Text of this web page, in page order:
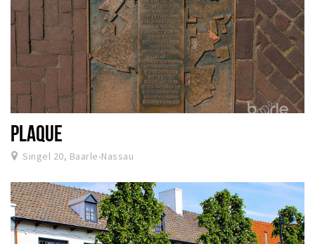
PLAQUE
Singel 20, Baarle-Nassau